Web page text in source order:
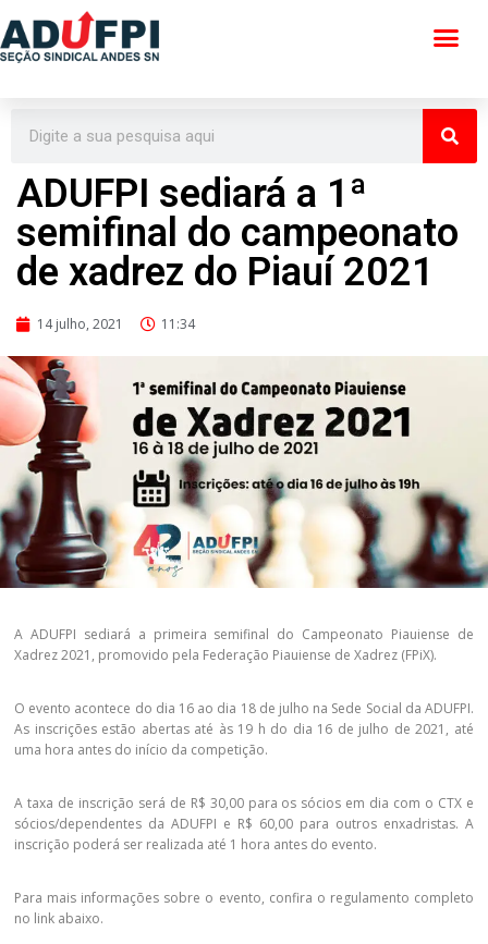
Pular
conteúdo
ADUFPI sediará a 1ª
semifinal do campeonato
de xadrez do Piauí 2021
14 julho, 2021 11:34
A ADUFPI sediará a primeira semifinal do Campeonato Piauiense de
Xadrez 2021, promovido pela Federação Piauiense de Xadrez (FPiX).
O evento acontece do dia 16 ao dia 18 de julho na Sede Social da ADUFPI.
As inscrições estão abertas até às 19 h do dia 16 de julho de 2021, até
uma hora antes do início da competição.
A taxa de inscrição será de R$ 30,00 para os sócios em dia com o CTX e
sócios/dependentes da ADUFPI e R$ 60,00 para outros enxadristas. A
inscrição poderá ser realizada até 1 hora antes do evento.
Para mais informações sobre o evento, confira o regulamento completo
no link abaixo.